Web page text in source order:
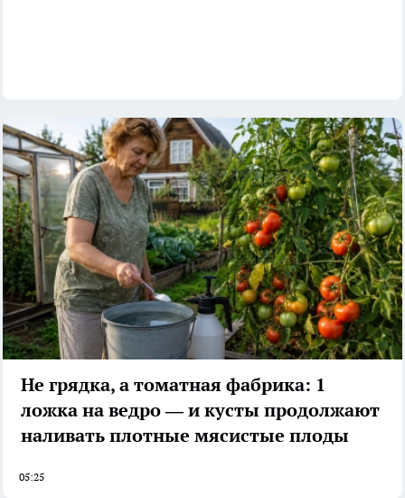
Не грядка, а томатная фабрика: 1
ложка на ведро — и кусты продолжают
наливать плотные мясистые плоды
05:25